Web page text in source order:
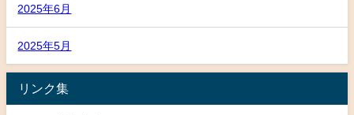
2025年6月
2025年5月
リンク集